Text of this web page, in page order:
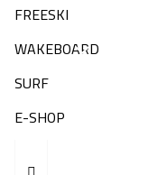
FREESKI
WAKEBOARD
SURF
E-SHOP